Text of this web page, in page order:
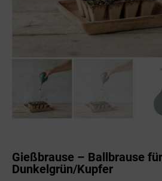
Gießbrause – Ballbrause
Dunkelgrün/Kupfer